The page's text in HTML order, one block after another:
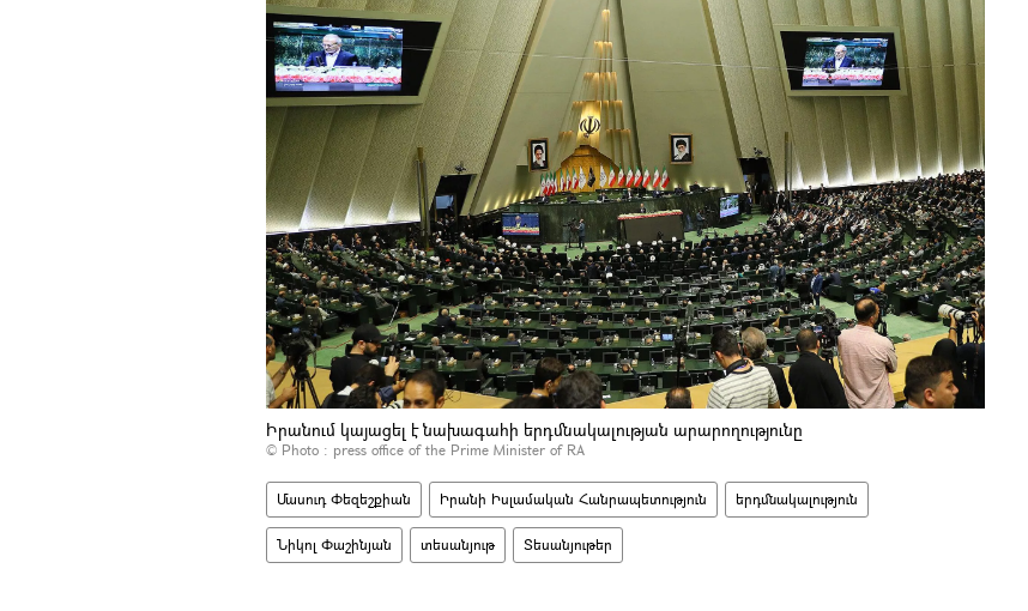
Իրանում կայացել է նախագահի երդմնակալության արարողությունը
© Photo : press office of the Prime Minister of RA
Մասուդ Փեզեշքիան Իրանի Իսլամական Հանրապետություն երդմնակալություն
Նիկոլ Փաշինյան տեսանյութ Տեսանյութեր